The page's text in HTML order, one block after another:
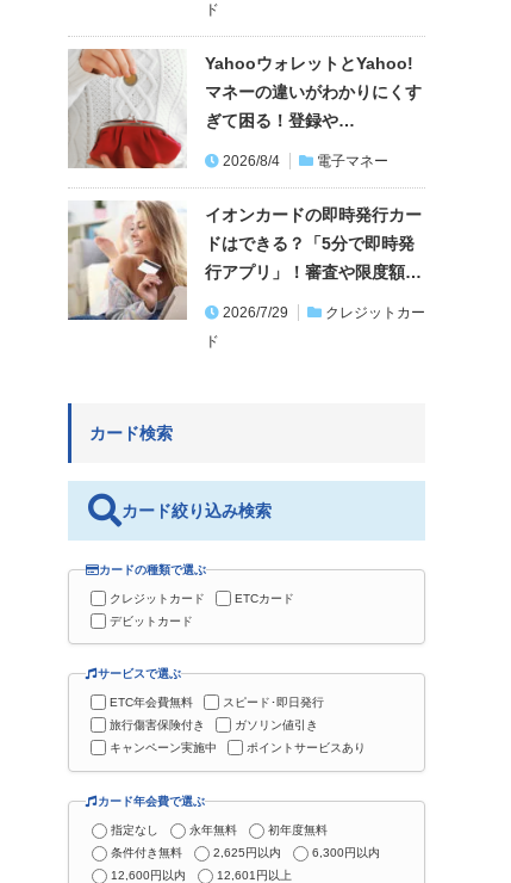
ド
YahooウォレットとYahoo!
マネーの違いがわかりにくす
ぎて困る！登録や…
2026/8/4 電子マネー
イオンカードの即時発行カー
ドはできる？「5分で即時発
行アプリ」！審査や限度額…
2026/7/29
クレジットカー
ド
カード検索
カード絞り込み検索
カードの種類で選ぶ
クレジットカード
ETCカード
デビットカード
サービスで選ぶ
ETC年会費無料
スピード･即日発行
旅行傷害保険付き
ガソリン値引き
キャンペーン実施中
ポイントサービスあり
カード年会費で選ぶ
指定なし 永年無料
初年度無料
条件付き無料
2,625円以内
6,300円以内
12,600円以内
12,601円以上